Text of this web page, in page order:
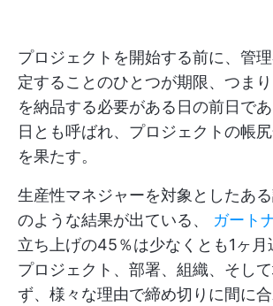
プロジェクトを開始する前に、管
定することのひとつが期限、つま
を納品する必要がある日の前日で
日とも呼ばれ、プロジェクトの帳
を果たす。
生産性マネジャーを対象としたあ
のような結果が出ている、 ガート
立ち上げの45％は少なくとも1ヶ月
プロジェクト、部署、組織、そし
ず、様々な理由で締め切りに間に